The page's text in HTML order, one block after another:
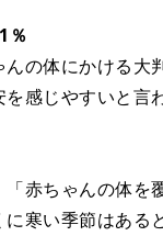
％
の体にかける大
感じやすいと
「赤ちゃんの体
寒い季節はある